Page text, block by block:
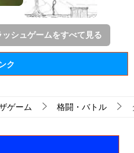
ッシュゲームをすべて見る
ク
ゲーム 格闘・バトル